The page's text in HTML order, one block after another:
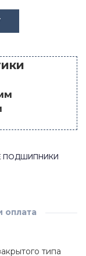
ПОДШИПНИКИ
оплата
типа